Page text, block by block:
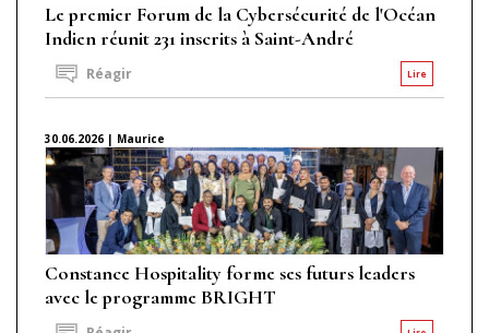
Le premier Forum de la Cybersécurité de l'Océan
Indien réunit 231 inscrits à Saint-André
Lire
Réagir
30.06.2026 | Maurice
Constance Hospitality forme ses futurs leaders
avec le programme BRIGHT